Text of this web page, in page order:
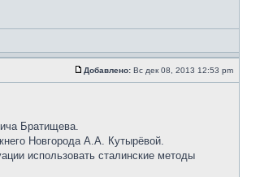
Добавлено: Вс дек 08, 2013 12:53 pm
Братищева.
Новгорода А.А. Кутырёвой.
использовать сталинские методы